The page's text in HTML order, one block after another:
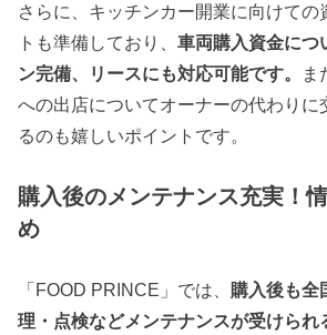
さらに、キッチンカー開業に向けての
トも準備しており、車両購入資金につ
ン完備、リースにも対応可能です。
ま
への出店についてオーナーの代わりに
るのも嬉しいポイントです。
購入後のメンテナンス充実！
め
「FOOD PRINCE」では、 購入後も全
理・点検などメンテナンスが受けられ